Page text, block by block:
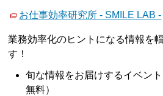
お仕事効率研究所 - SMILE LAB -
業務効率化のヒントになる情報を
す！
旬な情報をお届けするイベン
無料）